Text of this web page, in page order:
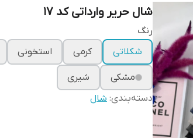
شال حریر وارداتی کد ۱۷
رنگ
شکلاتی
کرمی استخونی
مشکی
شیری
دسته‌بندی: شال